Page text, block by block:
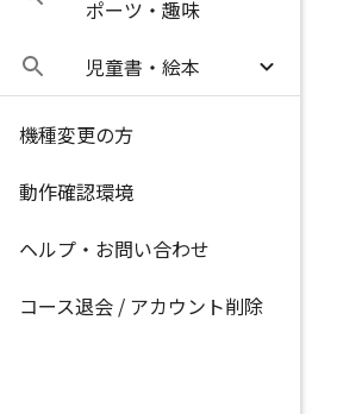
ポーツ・趣味
児童書・絵本
機種変更の方
動作確認環境
ヘルプ・お問い合わせ
コース退会 / アカウント削除